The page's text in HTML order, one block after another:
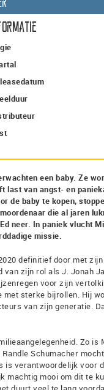
een baby. Ze
last van angst- en
de baby te kopen,
die al jaren
neer. In paniek vlucht
missie.
definitief door met
van zijn rol als J. Jonah
voor zijn
met sterke bijrollen. Hij
van zijn generatie.
Zo
Schumacher
is verantwoordelijk voor
machtig mooi om dit te